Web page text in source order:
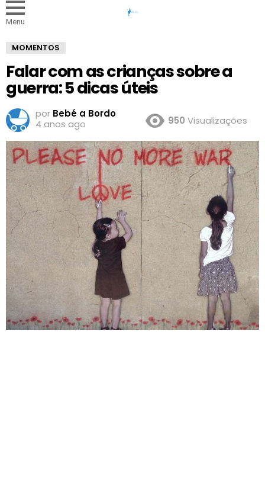
Menu
MOMENTOS
Falar com as crianças sobre a
guerra: 5 dicas úteis
por Bebé a Bordo
4 anos ago
950 Visualizações